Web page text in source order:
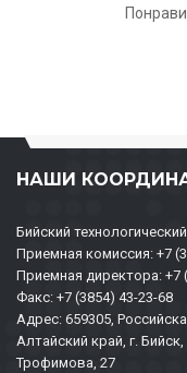
НАШИ
Бийский
Приемная комиссия: +7
Приемная директора: +7
Факс: +7 (3854) 43-23-68
Адрес: 659305,
Алтайский край, г.
Трофимова, 27